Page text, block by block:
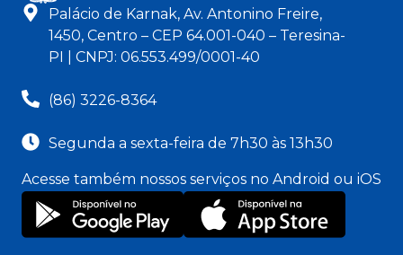
Palácio de Karnak, Av. Antonino Freire,
1450, Centro – CEP 64.001-040 – Teresina-
PI | CNPJ: 06.553.499/0001-40
(86) 3226-8364
Segunda a sexta-feira de 7h30 às 13h30
Acesse também nossos serviços no Android ou iOS